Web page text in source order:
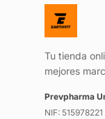
Tu tienda
mejores
Prevpharma
NIF: 515978221